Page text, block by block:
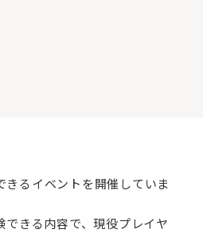
るイベントを開催していま
きる内容で、現役プレイヤ